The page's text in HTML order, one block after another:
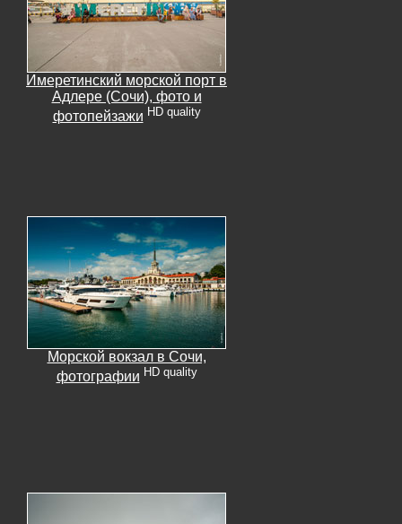
Имеретинский морской порт в
Адлере (Сочи), фото и
фотопейзажи HD quality
Морской вокзал в Сочи,
фотографии HD quality